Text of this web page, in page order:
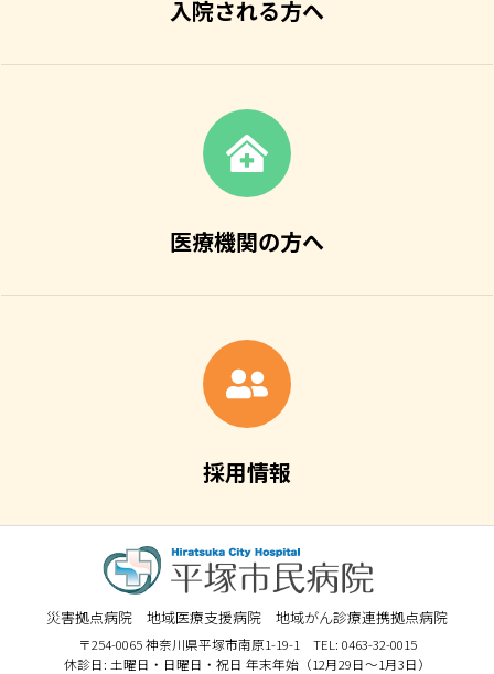
入院される方へ
医療機関の方へ
採用情報
災害拠点病院 地域医療支援病院 地域がん診療連携拠点病院
〒254-0065 神奈川県平塚市南原1-19-1 TEL: 0463-32-0015
休診日: 土曜日・日曜日・祝日 年末年始（12月29日～1月3日）